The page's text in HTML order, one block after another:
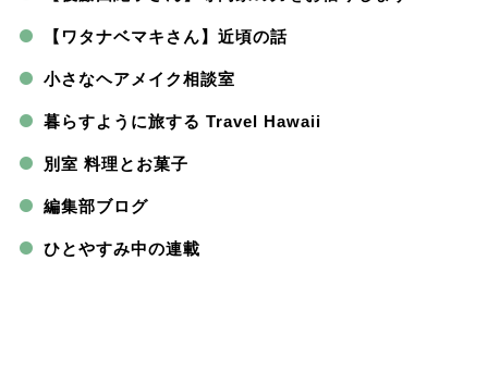
【ワタナベマキさん】近頃の話
小さなヘアメイク相談室
暮らすように旅する Travel Hawaii
別室 料理とお菓子
編集部ブログ
ひとやすみ中の連載